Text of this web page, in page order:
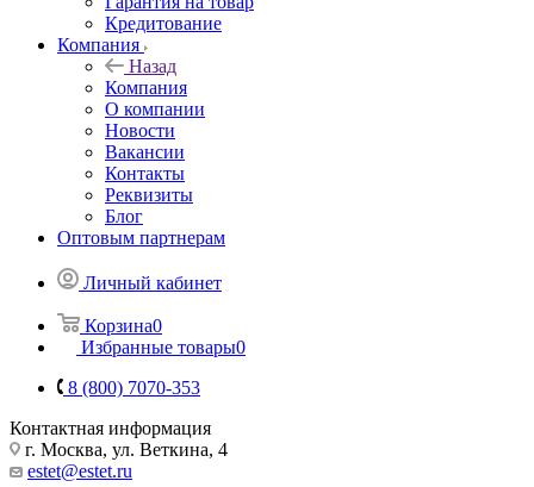
Кредитование
Компания
Назад
Компания
О компании
Новости
Вакансии
Контакты
Реквизиты
Блог
Оптовым партнерам
Личный кабинет
Корзина0
Избранные товары0
8 (800) 7070-353
Контактная информация
г. Москва, ул. Веткина, 4
estet@estet.ru